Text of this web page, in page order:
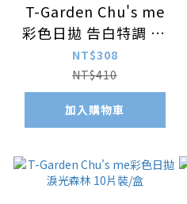
T-Garden Chu's me
彩色日拋 告白特調 10
片裝/盒
NT$308
NT$410
加入購物車